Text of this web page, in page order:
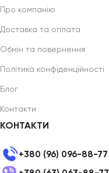
Про компанію
Доставка та оплата
Обмін та повернення
Політика конфіденційності
Блог
Контакти
КОНТАКТИ
+380 (96) 096-88-77